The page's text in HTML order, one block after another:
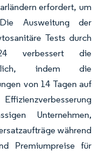
erfordert, um
Ausweitung der
Tests durch
verbessert die
indem die
von 14 Tagen auf
Unternehmen,
während
Premiumpreise für